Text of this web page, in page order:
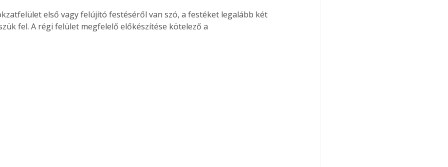
első vagy felújító festéséről van szó, a festéket legalább két
fel. A régi felület megfelelő előkészítése kötelező a